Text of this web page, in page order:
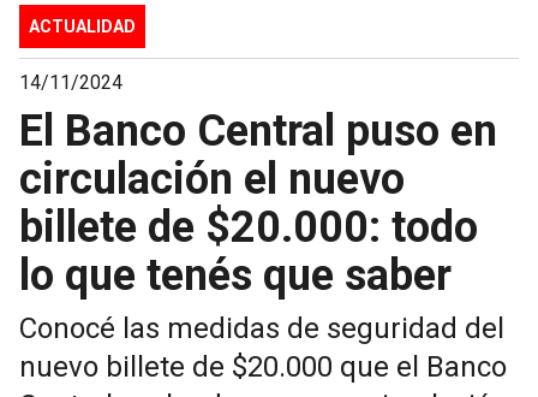
ACTUALIDAD
14/11/2024
El Banco Central puso en
circulación el nuevo
billete de $20.000: todo
lo que tenés que saber
Conocé las medidas de seguridad del
nuevo billete de $20.000 que el Banco